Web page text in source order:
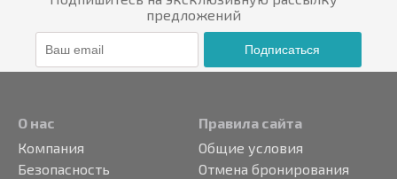
предложений
Подписаться
О нас
Компания
Безопасность
Правила сайта
Общие условия
Отмена бронирования